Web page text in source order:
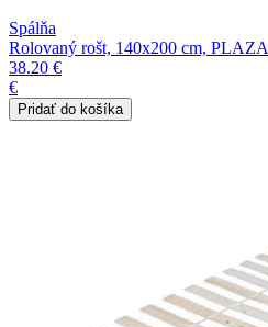
Spálňa
Rolovaný rošt, 140x200 cm, PLAZA
38.20 €
€